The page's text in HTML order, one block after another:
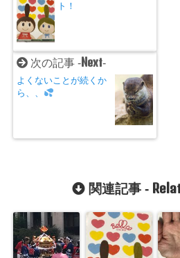
ト！
次の記事 - Next-
よくないことが続くか
ら、、
関連記事 -